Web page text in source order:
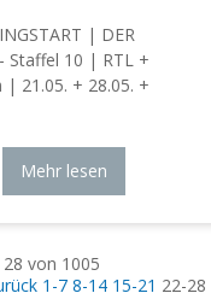
| DER
- Staffel 10 | RTL +
| 21.05. + 28.05. +
Mehr lesen
von 1005
1-7 8-14 15-21 22-28